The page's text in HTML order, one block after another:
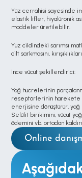
Yüz cerrahisi sayesinde
elastik lifler, hiyalüronik
maddeler üretilebilir.
Yüz cildindeki sarımsı
cilt sarkmasını,
İnce vücut şekillendirici:
Yağ hücrelerinin
reseptörlerinin harekete
enerjisine dönüştürür, yağ
Selülit birikimini, vücut
ödemini vb. ortadan
Online